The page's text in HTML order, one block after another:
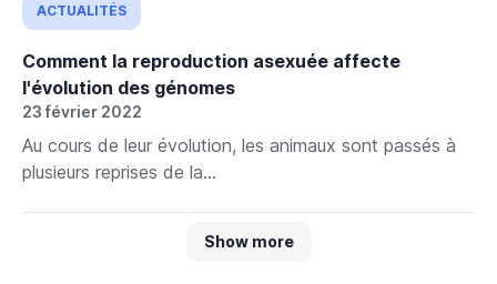
ACTUALITÉS
Comment la reproduction asexuée affecte
l'évolution des génomes
23 février 2022
Au cours de leur évolution, les animaux sont passés à
plusieurs reprises de la...
Show more